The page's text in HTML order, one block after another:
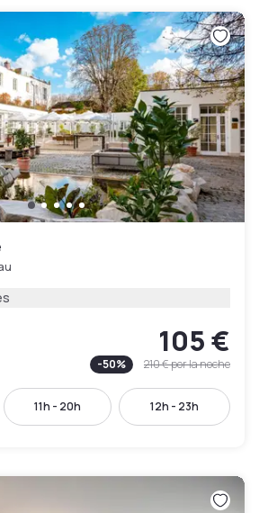
105 €
-50% 210 €por la noche
11h - 20h 12h - 23h